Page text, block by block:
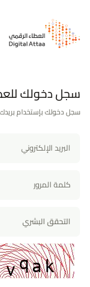
سجل دخولك
سجل دخولك بإستخدام بريدك
البريد الإلكتروني
كلمة المرور
التحقق البشري